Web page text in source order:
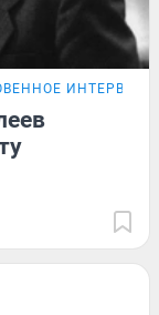
ИНТЕРВЬЮ